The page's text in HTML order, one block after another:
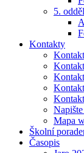
5.
Kontakty
Mapa
Školní
Časopis